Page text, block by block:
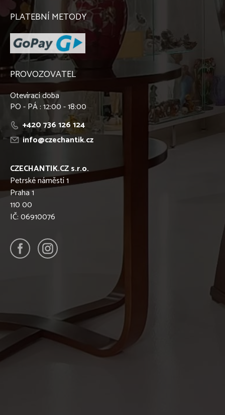
PLATEBNÍ METODY
PROVOZOVATEL
Otevírací doba
PO - PÁ : 12:00 - 18:00
+420 736 126 124
info@czechantik.cz
CZECHANTIK.CZ s.r.o.
Petrské náměstí 1
Praha 1
110 00
IČ: 06910076